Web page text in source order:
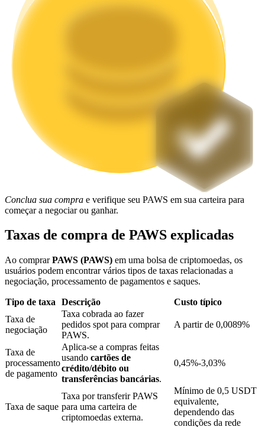
Launchpool
Staking flexível para ganhar tokens populares.
Bloqueios de BTR
Investimentos exclusivos para titulares de BTR
Conclua sua compra e verifique seu PAWS em sua carteira para
começar a negociar ou ganhar.
Taxas de compra de PAWS explicadas
Ao comprarPAWS (PAWS) em uma bolsa de criptomoedas, os
usuários podem encontrar vários tipos de taxas relacionadas a
negociação, processamento de pagamentos e saques.
Tipo de taxa Descrição
Custo típico
Taxa de
negociação
Taxa cobrada ao fazer
pedidos spot para comprar
PAWS.
A partir de 0,0089%
Taxa de
processamento
de pagamento
Aplica-se a compras feitas
usando cartões de
crédito/débito ou
transferências bancárias.
0,45%-3,03%
Taxa de saque
Taxa por transferir PAWS
para uma carteira de
criptomoedas externa.
Mínimo de 0,5 USDT
equivalente,
dependendo das
condições da rede